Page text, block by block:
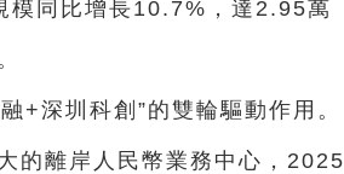
模同比增長10.7%，達2.95萬
+深圳科創”的雙輪驅動作用。
的離岸人民幣業務中心，2025